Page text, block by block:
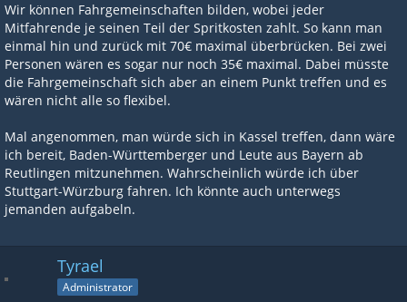
Wir können Fahrgemeinschaften bilden, wobei jeder
Mitfahrende je seinen Teil der Spritkosten zahlt. So kann man
einmal hin und zurück mit 70€ maximal überbrücken. Bei zwei
Personen wären es sogar nur noch 35€ maximal. Dabei müsste
die Fahrgemeinschaft sich aber an einem Punkt treffen und es
wären nicht alle so flexibel.
Mal angenommen, man würde sich in Kassel treffen, dann wäre
ich bereit, Baden-Württemberger und Leute aus Bayern ab
Reutlingen mitzunehmen. Wahrscheinlich würde ich über
Stuttgart-Würzburg fahren. Ich könnte auch unterwegs
jemanden aufgabeln.
Tyrael
Administrator